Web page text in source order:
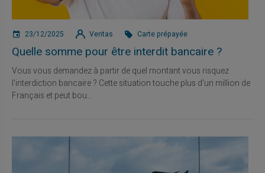
23/12/2025 Veritas Carte prépayée
Quelle somme pour être interdit bancaire ?
Vous vous demandez à partir de quel montant vous risquez
l'interdiction bancaire ? Cette situation touche plus d'un million de
Français et peut bou...